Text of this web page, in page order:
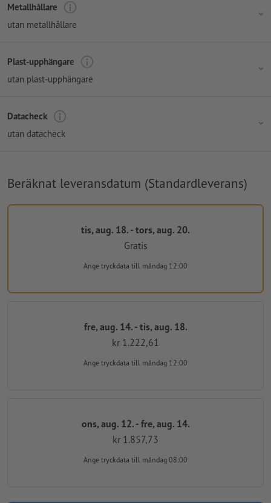
Metallhållare
utan metallhållare
Plast-upphängare
utan plast-upphängare
Datacheck
utan datacheck
Beräknat leveransdatum (Standardleverans)
tis, aug. 18. - tors, aug. 20.
Gratis
Ange tryckdata till måndag 12:00
fre, aug. 14. - tis, aug. 18.
kr 1.222,61
Ange tryckdata till måndag 12:00
ons, aug. 12. - fre, aug. 14.
kr 1.857,73
Ange tryckdata till måndag 08:00